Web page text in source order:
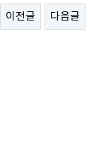
이전글 다음글